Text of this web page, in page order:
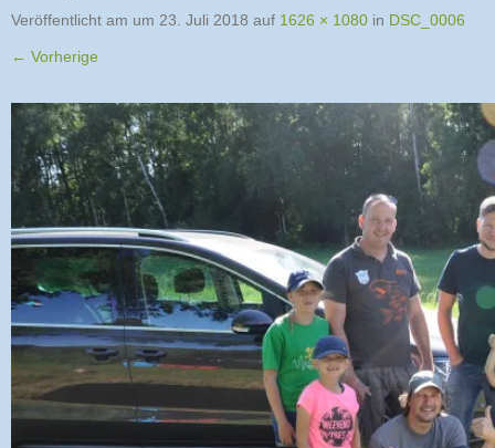
Veröffentlicht am um 23. Juli 2018 auf 1626 × 1080 in DSC_0006
← Vorherige